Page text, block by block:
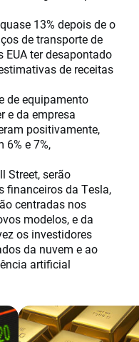
13% depois de o
de transporte de
ter desapontado
de receitas
de equipamento
e da empresa
positivamente,
6% e 7%,
Street, serão
financeiros da Tesla,
centradas nos
modelos, e da
os investidores
da nuvem e ao
artificial